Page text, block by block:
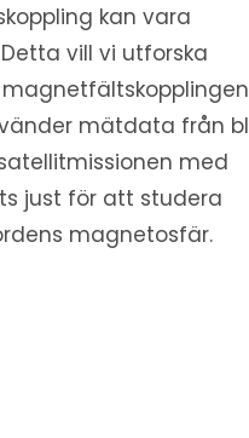
kan vara
vill vi utforska
mätdata från bl
med
just för att studera
magnetosfär.